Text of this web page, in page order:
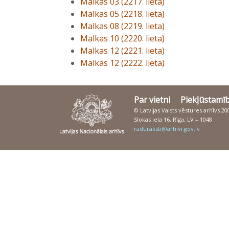
Malkas 05 (2218. lieta)
Malkas 08 (2219. lieta)
Malkas 10 (2220. lieta)
Malkas 12 (2221. lieta)
Malkas 12 (2222. lieta)
Par vietni
© Latvijas Valsts vēstures arhīvs
Slokas iela 16, Rīga, LV – 1048
raduraksti@arhivi.gov.lv